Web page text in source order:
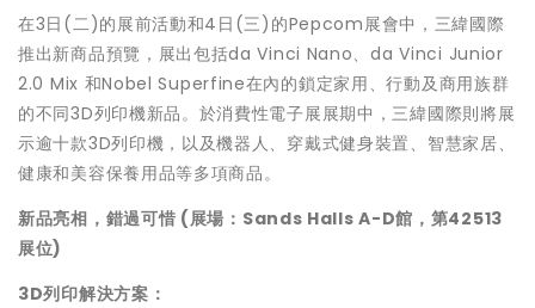
在3日(二)的展前活動和4日(三)的Pepcom展會中，三緯國際
推出新商品預覽，展出包括da Vinci Nano、da Vinci Junior
2.0 Mix 和Nobel Superfine在內的鎖定家用、行動及商用族群
的不同3D列印機新品。於消費性電子展展期中，三緯國際則將展
示逾十款3D列印機，以及機器人、穿戴式健身裝置、智慧家居、
健康和美容保養用品等多項商品。
新品亮相，錯過可惜 (展場： Sands Halls A-D館，第42513
展位)
3D列印解決方案：